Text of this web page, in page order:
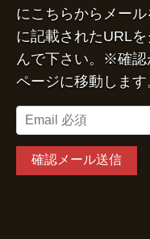
にこちらからメー
に記載されたURL
んで下さい。※確認
ページに移動します